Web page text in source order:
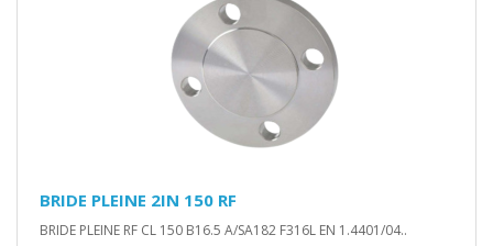
BRIDE PLEINE 2IN 150 RF
BRIDE PLEINE RF CL 150 B16.5 A/SA182 F316L EN 1.4401/04..